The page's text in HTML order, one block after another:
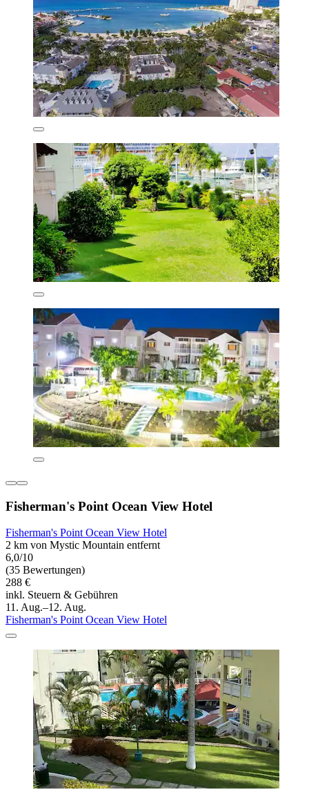
Fisherman's Point Ocean View Hotel
Fisherman's Point Ocean View Hotel
2 km von Mystic Mountain entfernt
6,0/10
(35 Bewertungen)
288 €
inkl. Steuern & Gebühren
11. Aug.–12. Aug.
Fisherman's Point Ocean View Hotel